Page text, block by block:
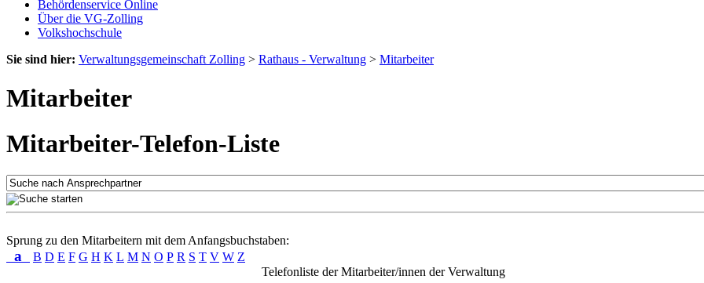
Behördenservice Online
Über die VG-Zolling
Volkshochschule
Sie sind hier: Verwaltungsgemeinschaft Zolling > Rathaus - Verwaltung > Mitarbeiter
Mitarbeiter
Mitarbeiter-Telefon-Liste
Sprung zu den Mitarbeitern mit dem Anfangsbuchstaben:
a B D E F G H K L M N O P R S T V W Z
Telefonliste der Mitarbeiter/innen der Verwaltung